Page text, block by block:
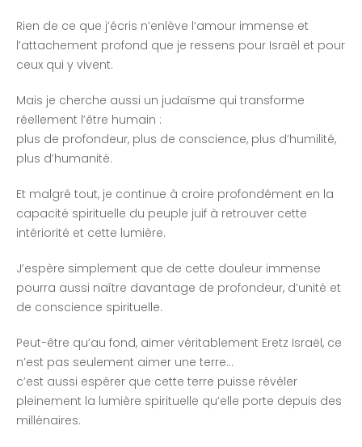
Rien de ce que j’écris n’enlève l’amour immense et
l’attachement profond que je ressens pour Israël et pour
ceux qui y vivent.
Mais je cherche aussi un judaïsme qui transforme
réellement l’être humain :
plus de profondeur, plus de conscience, plus d’humilité,
plus d’humanité.
Et malgré tout, je continue à croire profondément en la
capacité spirituelle du peuple juif à retrouver cette
intériorité et cette lumière.
J’espère simplement que de cette douleur immense
pourra aussi naître davantage de profondeur, d’unité et
de conscience spirituelle.
Peut-être qu’au fond, aimer véritablement Eretz Israël, ce
n’est pas seulement aimer une terre…
c’est aussi espérer que cette terre puisse révéler
pleinement la lumière spirituelle qu’elle porte depuis des
millénaires.